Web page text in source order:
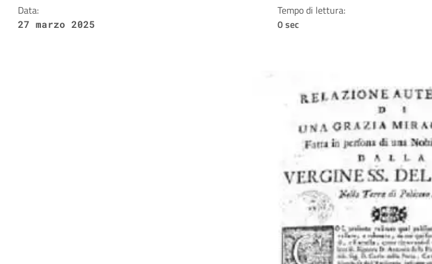
Data:
27 marzo 2025
Tempo di lettura:
0 sec